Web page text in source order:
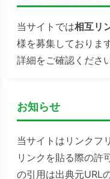
当サイトでは相互リ
様を募集しておりま
詳細をご確認ください
お知らせ
当サイトはリンクフ
リンクを貼る際の許
の引用は出典元URL